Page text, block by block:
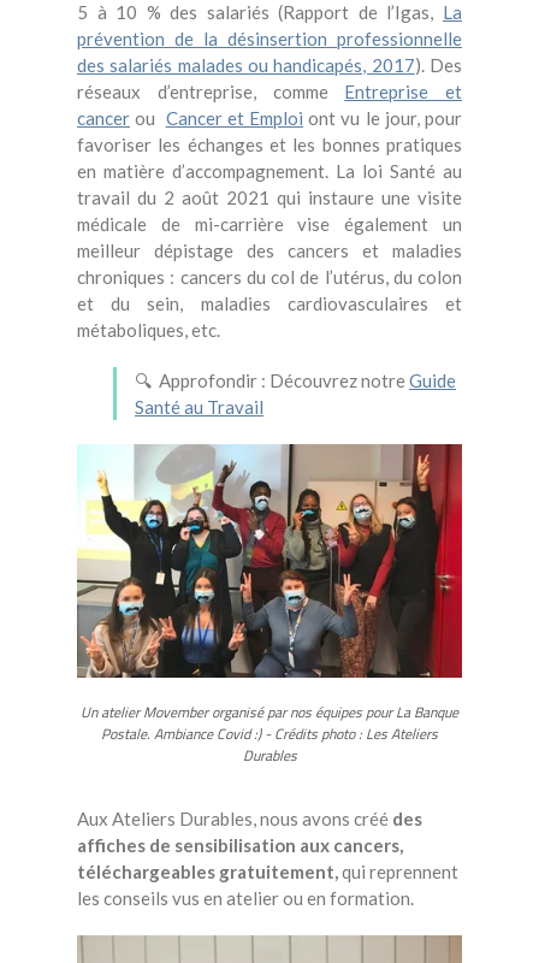
5 à 10 % des salariés (Rapport de l’Igas, La
prévention de la désinsertion professionnelle
des salariés malades ou handicapés, 2017). Des
réseaux d’entreprise, comme Entreprise et
cancer ou Cancer et Emploi ont vu le jour, pour
favoriser les échanges et les bonnes pratiques
en matière d’accompagnement. La loi Santé au
travail du 2 août 2021 qui instaure une visite
médicale de mi-carrière vise également un
meilleur dépistage des cancers et maladies
chroniques : cancers du col de l’utérus, du colon
et du sein, maladies cardiovasculaires et
métaboliques, etc.
🔍 Approfondir : Découvrez notreGuide
Santé au Travail
Un atelier Movember organisé par nos équipes pour La Banque
Postale. Ambiance Covid :) - Crédits photo : Les Ateliers
Durables
Aux Ateliers Durables, nous avons créé des
affiches de sensibilisation aux cancers,
téléchargeables gratuitement,qui reprennent
les conseils vus en atelier ou en formation.